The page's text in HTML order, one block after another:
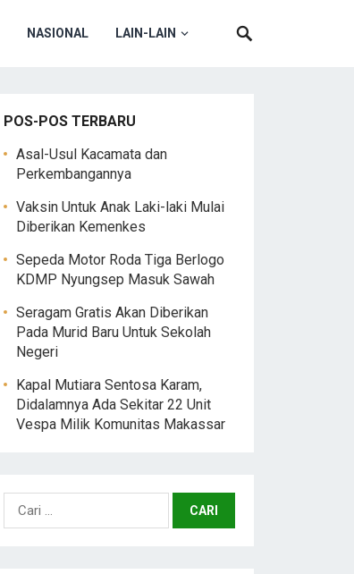
NASIONAL LAIN-LAIN
POS-POS TERBARU
Asal-Usul Kacamata dan
Perkembangannya
Vaksin Untuk Anak Laki-laki Mulai
Diberikan Kemenkes
Sepeda Motor Roda Tiga Berlogo
KDMP Nyungsep Masuk Sawah
Seragam Gratis Akan Diberikan
Pada Murid Baru Untuk Sekolah
Negeri
Kapal Mutiara Sentosa Karam,
Didalamnya Ada Sekitar 22 Unit
Vespa Milik Komunitas Makassar
Cari
untuk: